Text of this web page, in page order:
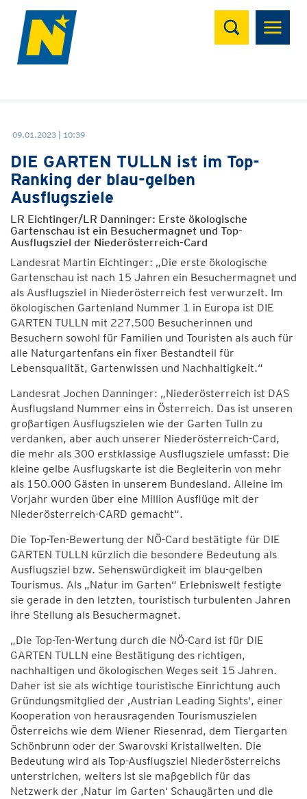
Suchen
09.01.2023 | 10:39
DIE GARTEN TULLN ist im Top-
Ranking der blau-gelben
Ausflugsziele
LR Eichtinger/LR Danninger: Erste ökologische
Gartenschau ist ein Besuchermagnet und Top-
Ausflugsziel der Niederösterreich-Card
Landesrat Martin Eichtinger: „Die erste ökologische
Gartenschau ist nach 15 Jahren ein Besuchermagnet und
als Ausflugsziel in Niederösterreich fest verwurzelt. Im
ökologischen Gartenland Nummer 1 in Europa ist DIE
GARTEN TULLN mit 227.500 Besucherinnen und
Besuchern sowohl für Familien und Touristen als auch für
alle Naturgartenfans ein fixer Bestandteil für
Lebensqualität, Gartenwissen und Nachhaltigkeit.“
Landesrat Jochen Danninger: „Niederösterreich ist DAS
Ausflugsland Nummer eins in Österreich. Das ist unseren
großartigen Ausflugszielen wie der Garten Tulln zu
verdanken, aber auch unserer Niederösterreich-Card,
die mehr als 300 erstklassige Ausflugsziele umfasst: Die
kleine gelbe Ausflugskarte ist die Begleiterin von mehr
als 150.000 Gästen in unserem Bundesland. Alleine im
Vorjahr wurden über eine Million Ausflüge mit der
Niederösterreich-CARD gemacht“.
Die Top-Ten-Bewertung der NÖ-Card bestätigte für DIE
GARTEN TULLN kürzlich die besondere Bedeutung als
Ausflugsziel bzw. Sehenswürdigkeit im blau-gelben
Tourismus. Als „Natur im Garten“ Erlebniswelt festigte
sie gerade in den letzten, touristisch turbulenten Jahren
ihre Stellung als Besuchermagnet.
„Die Top-Ten-Wertung durch die NÖ-Card ist für DIE
GARTEN TULLN eine Bestätigung des richtigen,
nachhaltigen und ökologischen Weges seit 15 Jahren.
Daher ist sie als wichtige touristische Einrichtung auch
Gründungsmitglied der ‚Austrian Leading Sights‘, einer
Kooperation von herausragenden Tourismuszielen
Österreichs wie dem Wiener Riesenrad, dem Tiergarten
Schönbrunn oder der Swarovski Kristallwelten. Die
Bedeutung wird als Top-Ausflugsziel Niederösterreichs
unterstrichen, weiters ist sie maßgeblich für das
Netzwerk der ‚Natur im Garten‘ Schaugärten und die